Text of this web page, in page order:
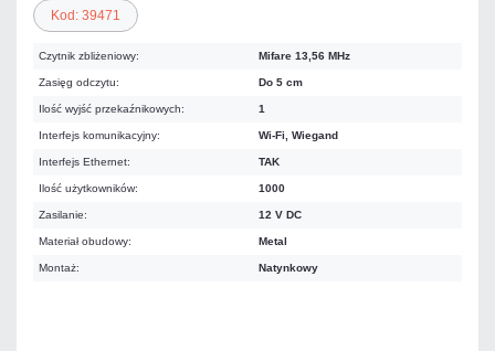
Kod: 39471
Czytnik zbliżeniowy: Mifare 13,56 MHz
Zasięg odczytu: Do 5 cm
Ilość wyjść przekaźnikowych: 1
Interfejs komunikacyjny: Wi-Fi, Wiegand
Interfejs Ethernet: TAK
Ilość użytkowników: 1000
Zasilanie: 12 V DC
Materiał obudowy: Metal
Montaż: Natynkowy